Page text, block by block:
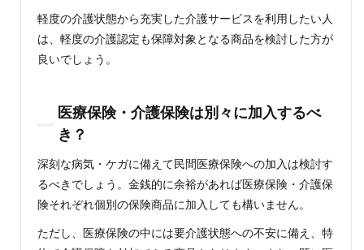
軽度の介護状態から充実した介護サービスを利用したい人
は、軽度の介護認定も保障対象となる商品を検討した方が
良いでしょう。
医療保険・介護保険は別々に加入するべ
き？
深刻な病気・ケガに備えて民間医療保険への加入は検討す
るべきでしょう。金銭的に余裕があれば医療保険・介護保
険それぞれ個別の保険商品に加入しても構いません。
ただし、医療保険の中には要介護状態への不安に備え、特